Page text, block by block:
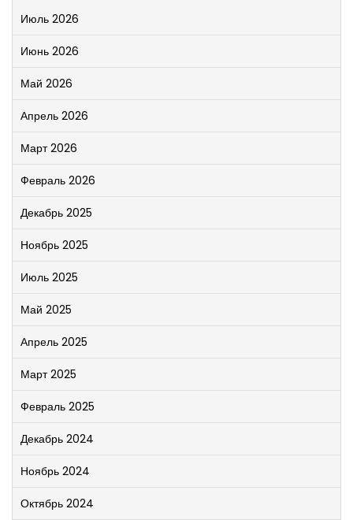
Июль 2026
Июнь 2026
Май 2026
Апрель 2026
Март 2026
Февраль 2026
Декабрь 2025
Ноябрь 2025
Июль 2025
Май 2025
Апрель 2025
Март 2025
Февраль 2025
Декабрь 2024
Ноябрь 2024
Октябрь 2024